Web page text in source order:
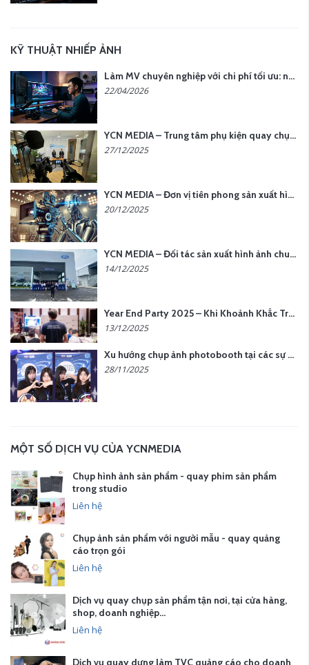
KỸ THUẬT NHIẾP ẢNH
Làm MV chuyên nghiệp với chi phí tối ưu: nên chọn quay thực tế hay video AI?
22/04/2026
YCN MEDIA – Trung tâm phụ kiện quay chụp tại Hà Nội
27/12/2025
YCN MEDIA – Đơn vị tiên phong sản xuất hình ảnh & âm thanh bằng AI tại Hà Nội
20/12/2025
YCN MEDIA – Đối tác sản xuất hình ảnh chuyên nghiệp cho doanh nghiệp tại Hà Nội
14/12/2025
Year End Party 2025 – Khi Khoảnh Khắc Trở Thành Dấu Ấn | Gói Ưu Đãi Tháng 12 Từ YCN Media
13/12/2025
Xu hướng chụp ảnh photobooth tại các sự kiện hiện nay
28/11/2025
MỘT SỐ DỊCH VỤ CỦA YCNMEDIA
Chụp hình ảnh sản phẩm - quay phim sản phẩm
trong studio
Liên hệ
Chụp ảnh sản phẩm với người mẫu - quay quảng
cáo trọn gói
Liên hệ
Dịch vụ quay chụp sản phẩm tận nơi, tại cửa hàng,
shop, doanh nghiệp…
Liên hệ
Dịch vụ quay dựng làm TVC quảng cáo cho doanh